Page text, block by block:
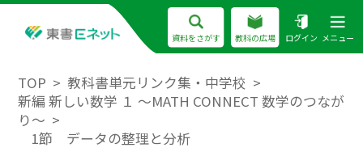
資料をさがす 教科の広場 ログイン メニュー
TOP
教科書単元リンク集・中学校
新編 新しい数学 １ ～MATH CONNECT 数学のつなが
り～
1節 データの整理と分析